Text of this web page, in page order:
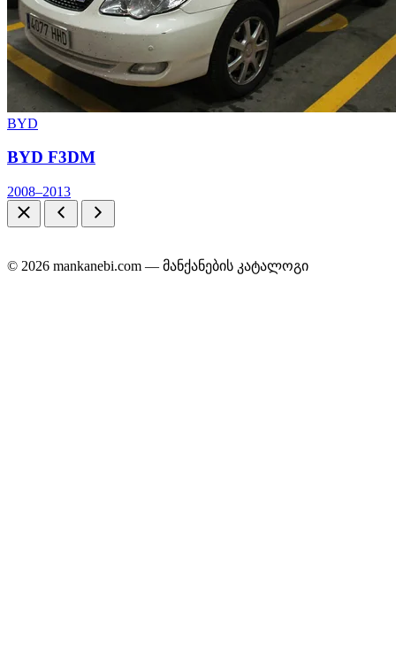
BYD
BYD F3DM
2008–2013
© 2026 mankanebi.com — მანქანების კატალოგი